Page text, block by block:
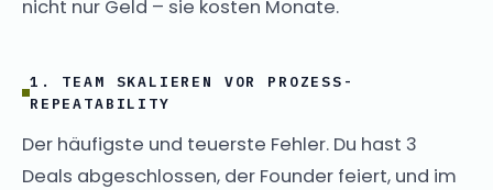
nicht nur Geld – sie kosten Monate.
1. TEAM SKALIEREN VOR PROZESS-
REPEATABILITY
Der häufigste und teuerste Fehler. Du hast 3
Deals abgeschlossen, der Founder feiert, und im